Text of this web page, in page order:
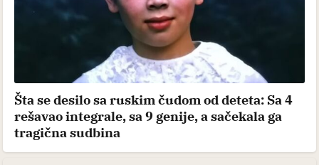
Šta se desilo sa ruskim čudom od deteta: Sa 4
rešavao integrale, sa 9 genije, a sačekala ga
tragična sudbina